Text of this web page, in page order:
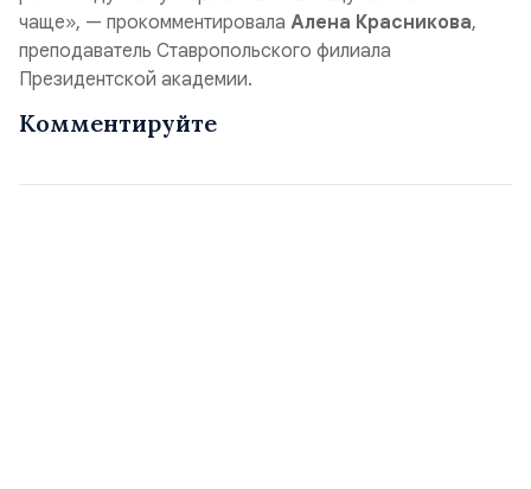
чаще», — прокомментировала Алена Красникова,
преподаватель Ставропольского филиала
Президентской академии.
Комментируйте